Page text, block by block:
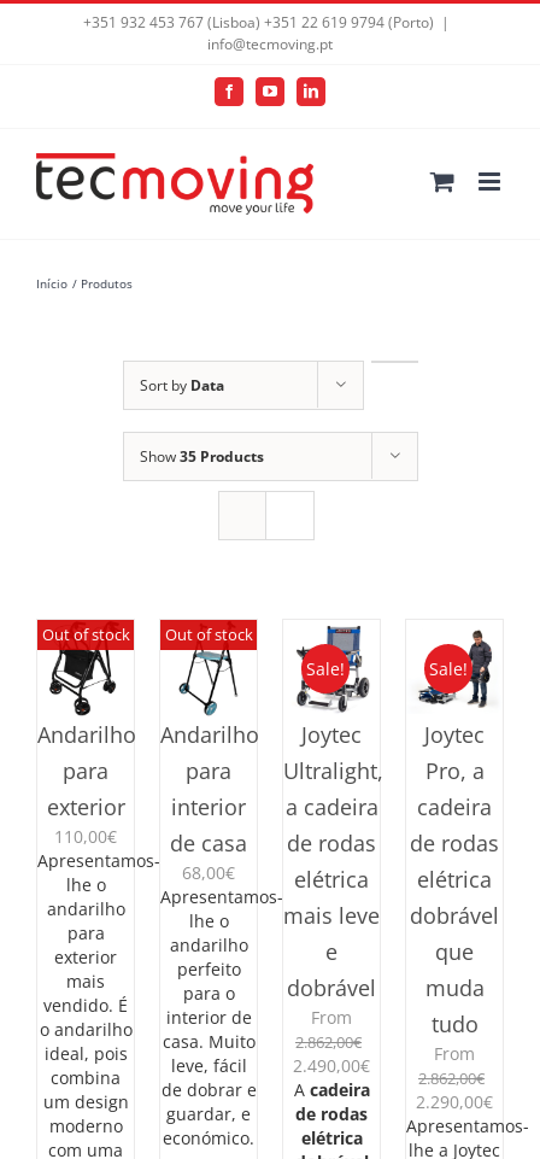
+351 932 453 767 (Lisboa) +351 22 619 9794 (Porto) |
info@tecmoving.pt
FacebookYouTubeLinkedIn
Início Produtos
Sort by Data
Show35 Products
Out of stock
Andarilho
para
exterior
110,00€
Apresentamos-
lhe o
andarilho
para
exterior
mais
vendido. É
o andarilho
ideal, pois
combina
um design
moderno
com uma
Out of stock
Andarilho
para
interior
de casa
68,00€
Apresentamos-
lhe o
andarilho
perfeito
para o
interior de
casa. Muito
leve, fácil
de dobrar e
guardar, e
económico.
Sale!
Joytec
Ultralight,
a cadeira
de rodas
elétrica
mais leve
e
dobrável
From
2.862,00€
O
preço
original
era:
2.490,00€O
preço
A cadeira
de rodas
elétrica
Sale!
Joytec
Pro, a
cadeira
de rodas
elétrica
dobrável
que
muda
tudo
From
2.862,00€
O
preço
original
2.290,00€O
preço
atual
Apresentamos-
lhe a Joytec